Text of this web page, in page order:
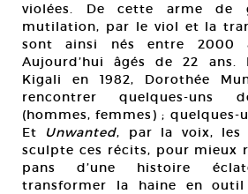
violées. De cette arme de
mutilation, par le viol et la
sont ainsi nés entre 2000
Aujourd’hui âgés de 22 ans.
Kigali en 1982, Dorothée
rencontrer quelques-uns
(hommes, femmes) ; quelques-
Et Unwanted, par la voix, les
sculpte ces récits, pour mieux
pans d’une histoire
transformer la haine en